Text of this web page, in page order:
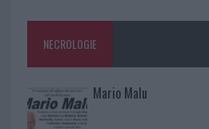
NECROLOGIE
Mario Malu